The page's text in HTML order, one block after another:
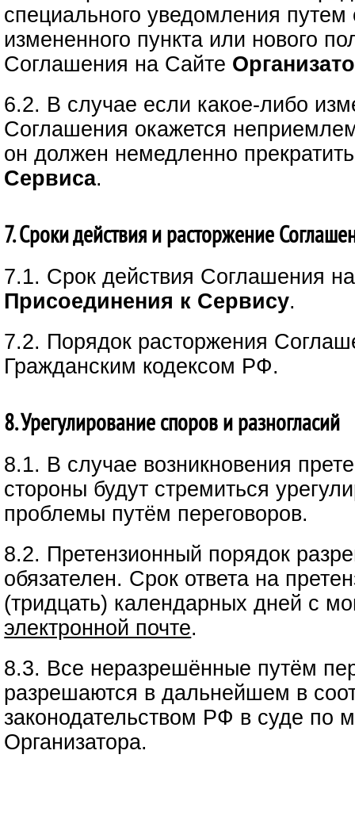
специального уведомления путем
измененного пункта или нового
Соглашения на Сайте
6.2. В случае если какое-либо
Соглашения окажется
он должен немедленно
Сервиса.
7. Сроки действия и расторжение
7.1. Срок действия Соглашения
Присоединения к Сервису.
7.2. Порядок расторжения
Гражданским кодексом РФ.
8. Урегулирование споров и разногласий
8.1. В случае возникновения
стороны будут стремиться
проблемы путём переговоров.
8.2. Претензионный порядок
обязателен. Срок ответа на
(тридцать) календарных дней с
электронной почте.
8.3. Все неразрешённые путём
разрешаются в дальнейшем в
законодательством РФ в суде по
Организатора.